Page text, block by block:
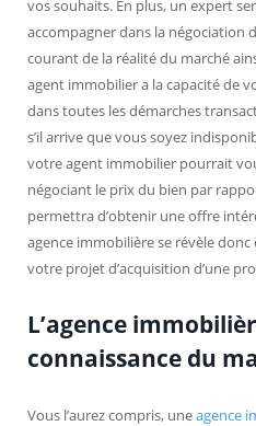
vos souhaits. En plus, un expert
accompagner dans la négociation
courant de la réalité du marché
agent immobilier a la capacité de
dans toutes les démarches
s’il arrive que vous soyez
votre agent immobilier pourrait
négociant le prix du bien par
permettra d’obtenir une offre
agence immobilière se révèle
votre projet d’acquisition d’une
L’agence
connaissance du
Vous l’aurez compris, uneagence